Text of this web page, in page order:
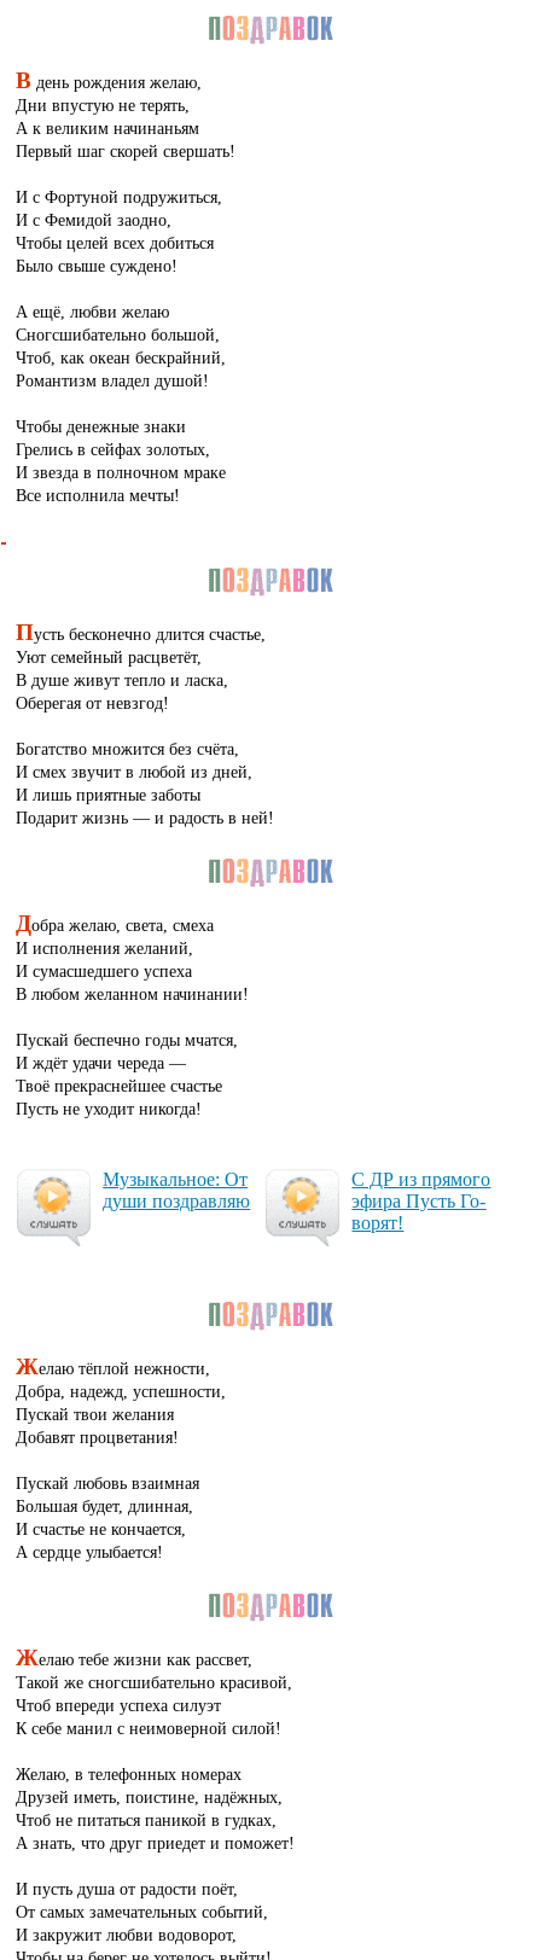
В день рождения желаю,
Дни впустую не терять,
А к великим начинаньям
Первый шаг скорей свершать!
И с Фортуной подружиться,
И с Фемидой заодно,
Чтобы целей всех добиться
Было свыше суждено!
А ещё, любви желаю
Сногсшибательно большой,
Чтоб, как океан бескрайний,
Романтизм владел душой!
Чтобы денежные знаки
Грелись в сейфах золотых,
И звезда в полночном мраке
Все исполнила мечты!
Пусть бесконечно длится счастье,
Уют семейный расцветёт,
В душе живут тепло и ласка,
Оберегая от невзгод!
Богатство множится без счёта,
И смех звучит в любой из дней,
И лишь приятные заботы
Подарит жизнь — и радость в ней!
Добра желаю, света, смеха
И исполнения желаний,
И сумасшедшего успеха
В любом желанном начинании!
Пускай беспечно годы мчатся,
И ждёт удачи череда —
Твоё прекраснейшее счастье
Пусть не уходит никогда!
Му­зы­каль­ное: От
ду­ши поз­драв­ляю
С ДР из пря­мо­го
эфи­ра Пусть Го­
во­рят!
Желаю тёплой нежности,
Добра, надежд, успешности,
Пускай твои желания
Добавят процветания!
Пускай любовь взаимная
Большая будет, длинная,
И счастье не кончается,
А сердце улыбается!
Желаю тебе жизни как рассвет,
Такой же сногсшибательно красивой,
Чтоб впереди успеха силуэт
К себе манил с неимоверной силой!
Желаю, в телефонных номерах
Друзей иметь, поистине, надёжных,
Чтоб не питаться паникой в гудках,
А знать, что друг приедет и поможет!
И пусть душа от радости поёт,
От самых замечательных событий,
И закружит любви водоворот,